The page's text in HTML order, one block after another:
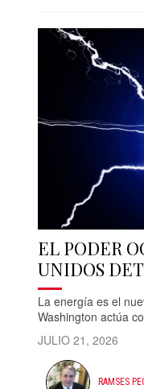
EL PODER
UNIDOS
La energía es el
Washington actúa
JULIO 21, 2026
RAMSES